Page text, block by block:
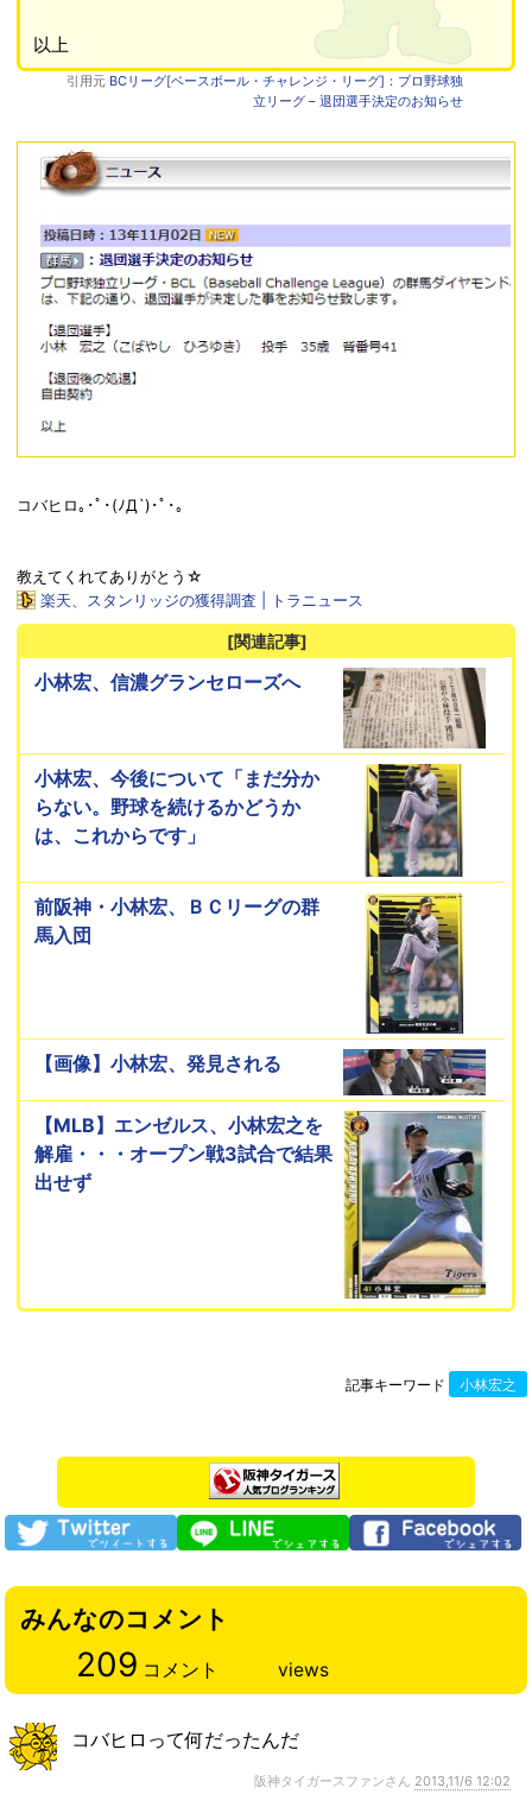
以上
引用元 BCリーグ[ベースボール・チャレンジ・リーグ]：プロ野球独
立リーグ – 退団選手決定のお知らせ
コバヒロ｡･ﾟ･(ﾉД`)･ﾟ･｡
教えてくれてありがとう☆
楽天、スタンリッジの獲得調査 | トラニュース
[関連記事]
小林宏、信濃グランセローズへ
小林宏、今後について「まだ分か
らない。野球を続けるかどうか
は、これからです」
前阪神・小林宏、ＢＣリーグの群
馬入団
【画像】小林宏、発見される
【MLB】エンゼルス、小林宏之を
解雇・・・オープン戦3試合で結果
出せず
記事キーワード 小林宏之
みんなのコメント
209 コメント views
コバヒロって何だったんだ
阪神タイガースファンさん 2013,11/6 12:02